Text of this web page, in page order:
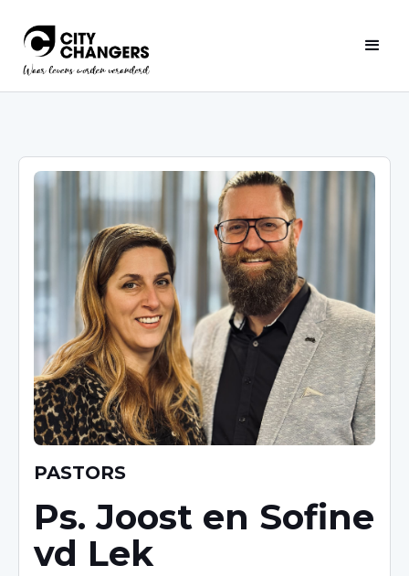
PASTORS
Ps. Joost en Sofine
vd Lek